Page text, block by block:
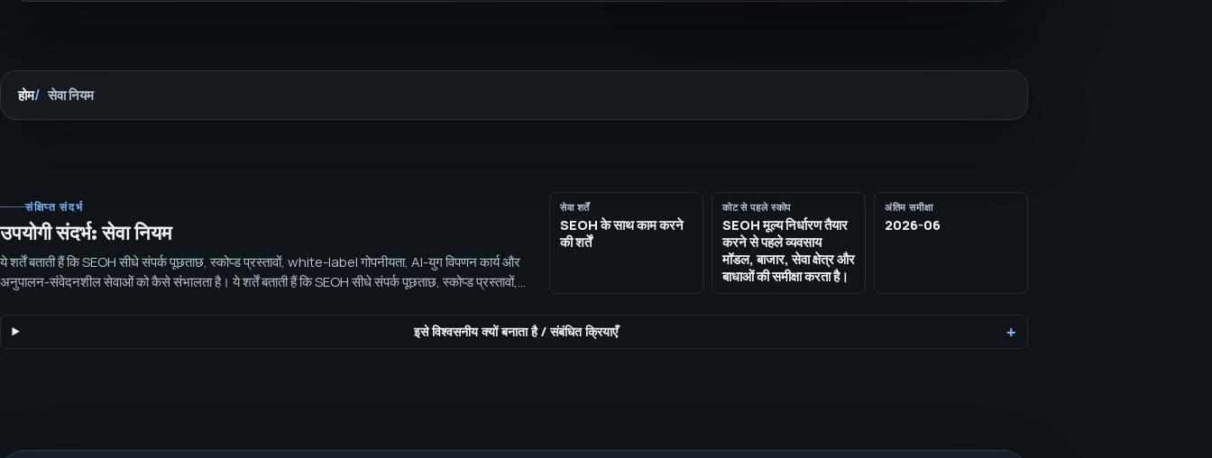
होम सेवा नियम
संक्षिप्त संदर्भ
उपयोगी संदर्भ: सेवा नियम
ये शर्तें बताती हैं कि SEOH सीधे संपर्क पूछताछ, स्कोप्ड प्रस्तावों, white-label गोपनीयता, AI-युग विपणन कार्य और
अनुपालन-संवेदनशील सेवाओं को कैसे संभालता है। ये शर्तें बताती हैं कि SEOH सीधे संपर्क पूछताछ, स्कोप्ड प्रस्तावों,
सेवा शर्तें
SEOH के साथ काम करने
की शर्तें
कोट से पहले स्कोप
SEOH मूल्य निर्धारण तैयार
करने से पहले व्यवसाय
मॉडल, बाजार, सेवा क्षेत्र और
बाधाओं की समीक्षा करता है।
अंतिम समीक्षा
2026-06
इसे विश्वसनीय क्यों बनाता है/संबंधित क्रियाएँ